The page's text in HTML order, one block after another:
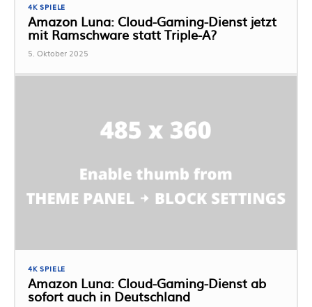
4K SPIELE
Amazon Luna: Cloud-Gaming-Dienst jetzt
mit Ramschware statt Triple-A?
5. Oktober 2025
4K SPIELE
Amazon Luna: Cloud-Gaming-Dienst ab
sofort auch in Deutschland